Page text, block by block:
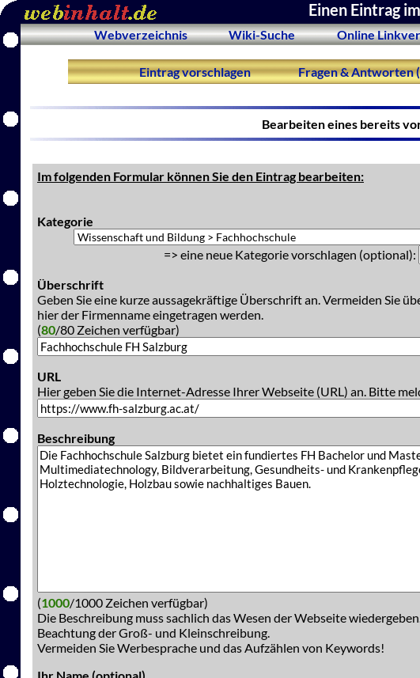
Einen Eintrag
Webverzeichnis Wiki-Suche Online
Eintrag vorschlagen Fragen & Antworten
Bearbeiten eines bereits
Im folgenden Formular können Sie den Eintrag bearbeiten:
Kategorie
=> eine neue Kategorie vorschlagen (optional):
Überschrift
Geben Sie eine kurze aussagekräftige Überschrift an. Vermeiden Sie
hier der Firmenname eingetragen werden.
(80/80 Zeichen verfügbar)
URL
Hier geben Sie die Internet-Adresse Ihrer Webseite (URL) an. Bitte
Beschreibung
(1000/1000 Zeichen verfügbar)
Die Beschreibung muss sachlich das Wesen der Webseite
Beachtung der Groß- und Kleinschreibung.
Vermeiden Sie Werbesprache und das Aufzählen von Keywords!